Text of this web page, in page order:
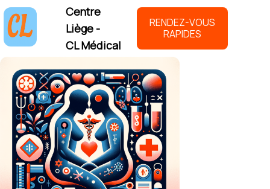
Centre
Liège -
CL Médical
RENDEZ-VOUS
RAPIDES